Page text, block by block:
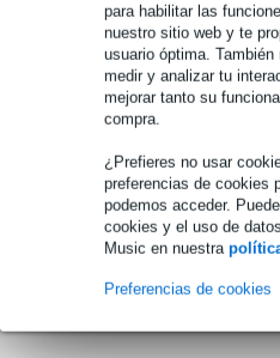
para habilitar las
nuestro sitio web y te
usuario óptima.
medir y analizar tu
mejorar tanto su
compra.
¿Prefieres no usar
preferencias de cookies
podemos acceder.
cookies y el uso de
Music en nuestra
Preferencias de cookies
Véase también (4)